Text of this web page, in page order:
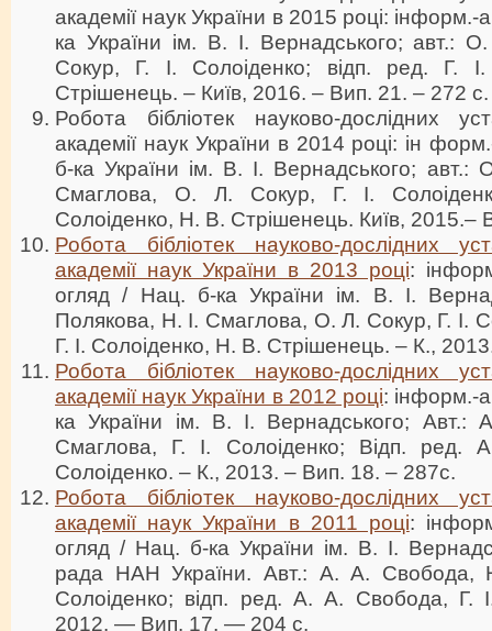
академії наук України в 2015 році: інформ.-
ка України ім. В. І. Вернадського; авт.:
Сокур, Г. І. Солоіденко; відп. ред. Г.
Стрішенець. – Київ, 2016. – Вип. 21. – 272 с.
Робота бібліотек науково-дослідних
академії наук України в 2014 році: ін
б-ка України ім. В. І. Вернадського;
Смаглова, О. Л. Сокур, Г. І.
Солоіденко, Н. В. Стрішенець. Київ, 2015.–
Робота бібліотек науково-дослідних
академії наук України в 2013 році:
огляд / Нац. б-ка України ім. В. І.
Полякова, Н. І. Смаглова, О. Л. Сокур, Г. І.
Г. І. Солоіденко, Н. В. Стрішенець. – К.,
Робота бібліотек науково-дослідних
академії наук України в 2012 році: інформ.-
ка України ім. В. І. Вернадського;
Смаглова, Г. І. Солоіденко; Відп. ред.
Солоіденко. – К., 2013. – Вип. 18. – 287с.
Робота бібліотек науково-дослідних
академії наук України в 2011 році:
огляд / Нац. б-ка України ім. В. І.
рада НАН України. Авт.: А. А. Свобода,
Солоіденко; відп. ред. А. А. Свобода, Г.
2012. — Вип. 17. — 204 с.